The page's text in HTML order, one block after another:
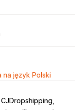
na język Polski
CJDropshipping